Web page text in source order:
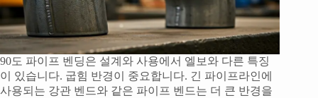
90도 파이프 벤딩은 설계와 사용에서 엘보와 다른 특징
이 있습니다. 굽힘 반경이 중요합니다. 긴 파이프라인에
사용되는 강관 벤드와 같은 파이프 벤드는 더 큰 반경을